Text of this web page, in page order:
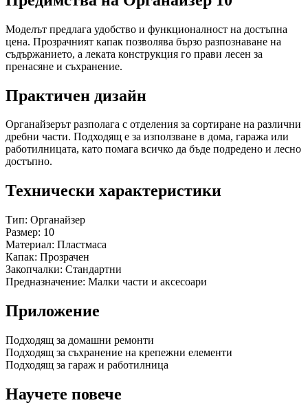
Моделът предлага удобство и функционалност на достъпна
цена. Прозрачният капак позволява бързо разпознаване на
съдържанието, а леката конструкция го прави лесен за
пренасяне и съхранение.
Практичен дизайн
Органайзерът разполага с отделения за сортиране на различни
дребни части. Подходящ е за използване в дома, гаража или
работилницата, като помага всичко да бъде подредено и лесно
достъпно.
Технически характеристики
Тип: Органайзер
Размер: 10
Материал: Пластмаса
Капак: Прозрачен
Закопчалки: Стандартни
Предназначение: Малки части и аксесоари
Приложение
Подходящ за домашни ремонти
Подходящ за съхранение на крепежни елементи
Подходящ за гараж и работилница
Научете повече